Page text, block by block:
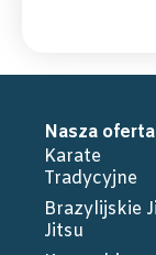
Nasza oferta
Karate
Tradycyjne
Brazylijskie
Jitsu